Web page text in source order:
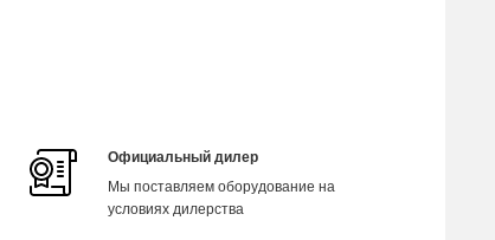
Официальный дилер
Мы поставляем оборудование на
условиях дилерства